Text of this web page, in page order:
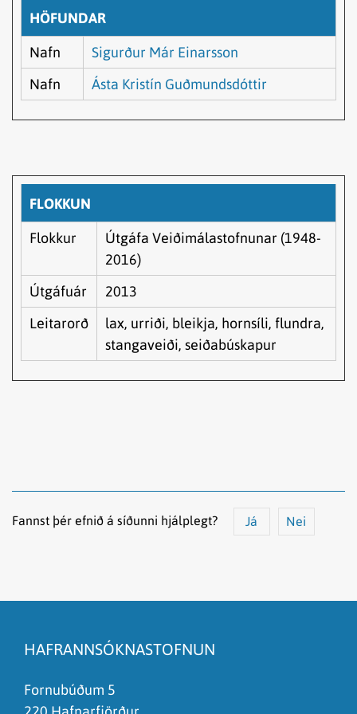
HÖFUNDAR
Nafn
Sigurður Már Einarsson
Nafn
Ásta Kristín Guðmundsdóttir
FLOKKUN
Flokkur
Útgáfa Veiðimálastofnunar (1948-
2016)
Útgáfuár
2013
Leitarorð
lax, urriði, bleikja, hornsíli, flundra,
stangaveiði, seiðabúskapur
Fannst þér efnið á síðunni hjálplegt? Já Nei
Það er of mikið efni á síðunni
Ég skil ekki efnið, finnst það of flókið
HAFRANNSÓKNASTOFNUN
Fornubúðum 5